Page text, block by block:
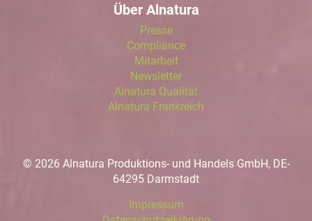
Über Alnatura
Presse
Compliance
Mitarbeit
Newsletter
Alnatura Qualität
Alnatura Frankreich
© 2026 Alnatura Produktions- und Handels GmbH, DE-
64295 Darmstadt
Impressum